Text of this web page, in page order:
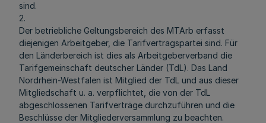
sind.
2.
Der betriebliche Geltungsbereich des MTArb erfasst
diejenigen Arbeitgeber, die Tarifvertragspartei sind. Für
den Länderbereich ist dies als Arbeitgeberverband die
Tarifgemeinschaft deutscher Länder (TdL). Das Land
Nordrhein-Westfalen ist Mitglied der TdL und aus dieser
Mitgliedschaft u. a. verpflichtet, die von der TdL
abgeschlossenen Tarifverträge durchzuführen und die
Beschlüsse der Mitgliederversammlung zu beachten.